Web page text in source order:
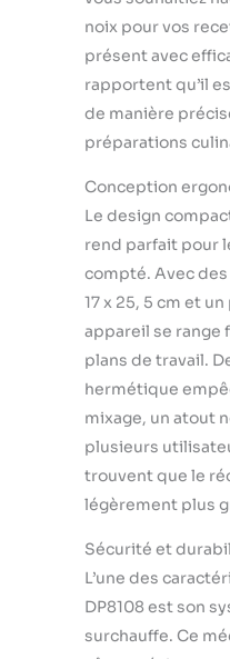
noix pour vos
présent avec
rapportent qu’il
de manière
préparations
Conception
Le design
rend parfait pour
compté. Avec
17 x 25, 5 cm et
appareil se range
plans de travail.
hermétique
mixage, un atout
plusieurs
trouvent que le
légèrement plus
Sécurité et
L’une des
DP8108 est son
surchauffe. Ce